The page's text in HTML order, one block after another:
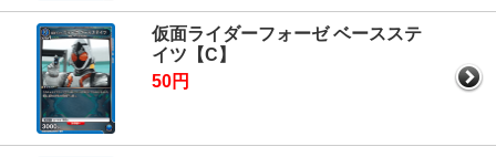
仮面ライダーフォーゼ ベースステ
イツ【C】
50円